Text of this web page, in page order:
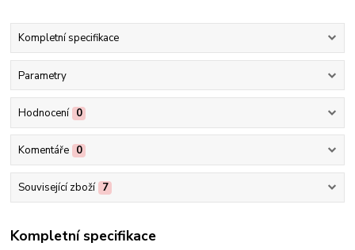
Kompletní specifikace
Parametry
Hodnocení 0
Komentáře 0
Související zboží 7
Kompletní specifikace